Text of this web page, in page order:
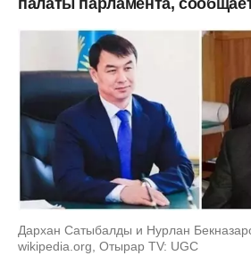
Дархан Сатыбалды и Нурлан
wikipedia.org, Отырар TV: UGC